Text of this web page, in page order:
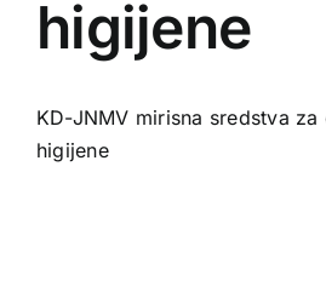
higijene
KD-JNMV mirisna sredstva
higijene